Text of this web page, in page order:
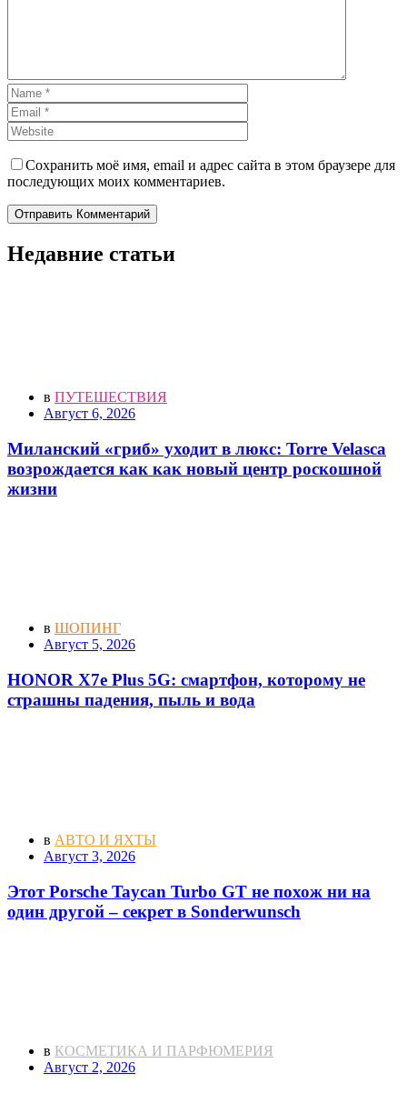
Сохранить моё имя, email и адрес сайта в этом браузере для
последующих моих комментариев.
Отправить Комментарий
Недавние статьи
в ПУТЕШЕСТВИЯ
Август 6, 2026
Миланский «гриб» уходит в люкс: Torre Velasca
возрождается как как новый центр роскошной
жизни
в ШОПИНГ
Август 5, 2026
HONOR X7e Plus 5G: смартфон, которому не
страшны падения, пыль и вода
в АВТО И ЯХТЫ
Август 3, 2026
Этот Porsche Taycan Turbo GT не похож ни на
один другой – секрет в Sonderwunsch
в КОСМЕТИКА И ПАРФЮМЕРИЯ
Август 2, 2026